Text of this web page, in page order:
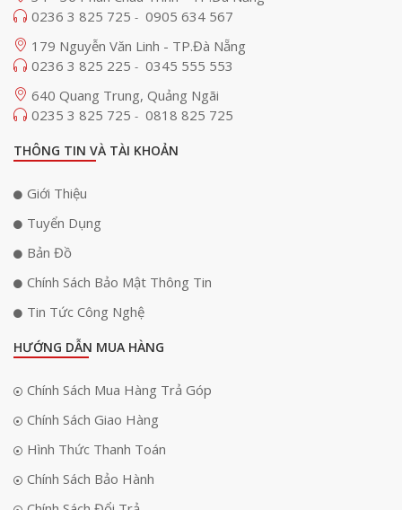
0236 3 825 725 - 0905 634 567
179 Nguyễn Văn Linh - TP.Đà Nẵng
0236 3 825 225 - 0345 555 553
640 Quang Trung, Quảng Ngãi
0235 3 825 725 - 0818 825 725
THÔNG TIN VÀ TÀI KHOẢN
Giới Thiệu
Tuyển Dụng
Bản Đồ
Chính Sách Bảo Mật Thông Tin
Tin Tức Công Nghệ
HƯỚNG DẪN MUA HÀNG
Chính Sách Mua Hàng Trả Góp
Chính Sách Giao Hàng
Hình Thức Thanh Toán
Chính Sách Bảo Hành